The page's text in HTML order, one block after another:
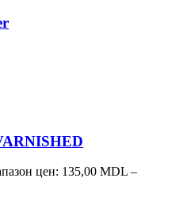
цен: 135,00 MDL –